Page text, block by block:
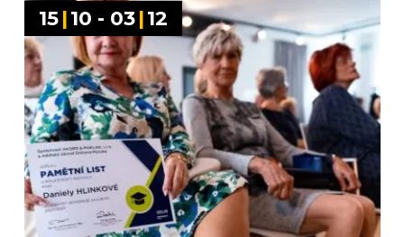
15 |10 - 03 |12